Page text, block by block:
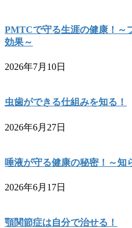
PMTCで守る生涯の健康！～
効果～
2026年7月10日
虫歯ができる仕組みを知る！
2026年6月27日
唾液が守る健康の秘密！～知
2026年6月17日
顎関節症は自分で治せる！